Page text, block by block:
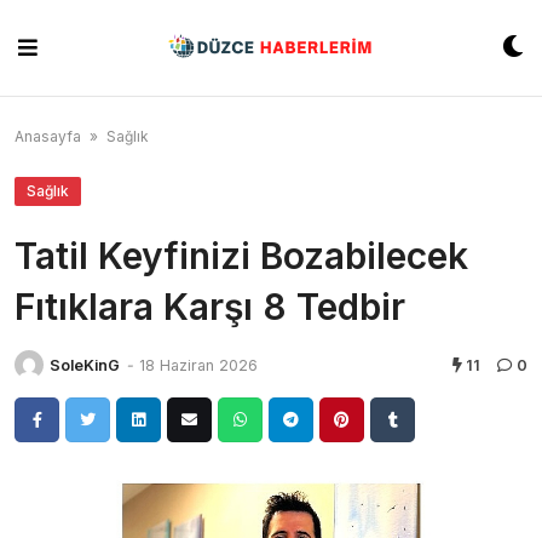
content
Anasayfa » Sağlık
Sağlık
Tatil Keyfinizi Bozabilecek
Fıtıklara Karşı 8 Tedbir
SoleKinG - 18 Haziran 2026 11 0